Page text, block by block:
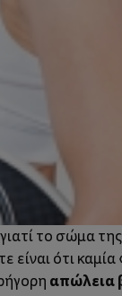
το σώμα της
ότι καμία
απώλεια